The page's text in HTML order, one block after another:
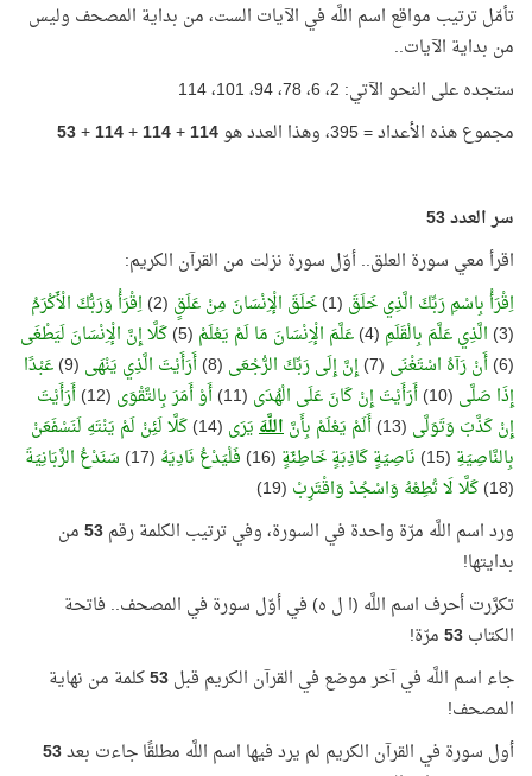
تأمّل ترتيب مواقع اسم اللَّه في الآيات الست، من بداية المصحف وليس
من بداية الآيات..
ستجده على النحو الآتي: 2، 6، 78، 94، 101، 114
مجموع هذه الأعداد = 395، وهذا العدد هو
114
+
114
+
114
+
53
سر العدد 53
اقرأ معي سورة العلق.. أوّل سورة نزلت من القرآن الكريم:
اِقْرَأْ بِاسْمِ رَبِّكَ الَّذِي خَلَقَ (1) خَلَقَ الْإِنْسَانَ مِنْ عَلَقٍ (2)
اِقْرَأْ وَرَبُّكَ الْأَكْرَمُ
(3)
الَّذِي عَلَّمَ بِالْقَلَمِ (4) عَلَّمَ الْإِنْسَانَ مَا لَمْ يَعْلَمْ (5)
كَلَّا إِنَّ الْإِنْسَانَ لَيَطْغَى
(6)
أَنْ رَآهُ اسْتَغْنَى (7) إِنَّ إِلَى رَبِّكَ الرُّجْعَى (8) أَرَأَيْتَ الَّذِي يَنْهَى (9)
عَبْدًا
إِذَا صَلَّى (10) أَرَأَيْتَ إِنْ كَانَ عَلَى الْهُدَى (11) أَوْ أَمَرَ بِالتَّقْوَى (12)
أَرَأَيْتَ
إِنْ كَذَّبَ وَتَوَلَّى (13) أَلَمْ يَعْلَمْ بِأَنَّاللَّهَيَرَى (14)
كَلَّا لَئِنْ لَمْ يَنْتَهِ لَنَسْفَعَنْ
بِالنَّاصِيَةِ (15) نَاصِيَةٍ كَاذِبَةٍ خَاطِئَةٍ (16) فَلْيَدْعُ نَادِيَهُ (17)
سَنَدْعُ الزَّبَانِيَةَ
(18)
كَلَّا لَا تُطِعْهُ وَاسْجُدْ وَاقْتَرِبْ (19)
ورد اسم اللَّه مرّة واحدة في السورة، وفي ترتيب الكلمة رقم53من
بدايتها!
تكرَّرت أحرف اسم اللَّه (ا ل ه) في أوّل سورة في المصحف.. فاتحة
الكتاب53مرّة!
جاء اسم اللَّه في آخر موضع في القرآن الكريم قبل53كلمة من نهاية
المصحف!
أول سورة في القرآن الكريم لم يرد فيها اسم اللَّه مطلقًا جاءت بعد53